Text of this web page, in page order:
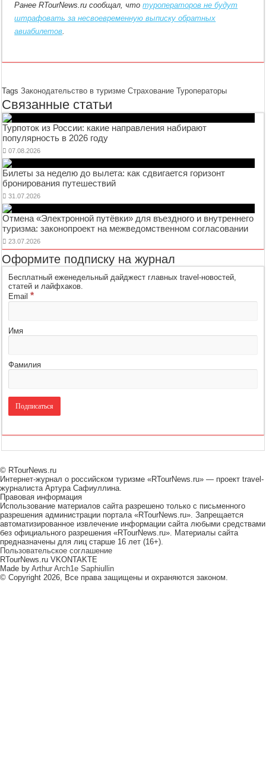
Ранее RTourNews.ru сообщал, чтотуроператоров не будут
штрафовать за несвоевременную выписку обратных
авиабилетов.
TagsЗаконодательство в туризме Страхование Туроператоры
Связанные статьи
Турпоток из России: какие направления набирают
популярность в 2026 году
07.08.2026
Билеты за неделю до вылета: как сдвигается горизонт
бронирования путешествий
31.07.2026
Отмена «Электронной путёвки» для въездного и внутреннего
туризма: законопроект на межведомственном согласовании
23.07.2026
Оформите подписку на журнал
Бесплатный еженедельный дайджест главных travel-новостей,
статей и лайфхаков.
Email*
Имя
Фамилия
© RTourNews.ru
Интернет-журнал о российском туризме «RTourNews.ru» — проект travel-
журналиста Артура Сафиуллина.
Правовая информация
Использование материалов сайта разрешено только с письменного
разрешения администрации портала «RTourNews.ru». Запрещается
автоматизированное извлечение информации сайта любыми средствами
без официального разрешения «RTourNews.ru». Материалы сайта
предназначены для лиц старше 16 лет (16+).
Пользовательское соглашение
RTourNews.ru VKONTAKTE
Made by Arthur Arch1e Saphiullin
© Copyright 2026, Все права защищены и охраняются законом.